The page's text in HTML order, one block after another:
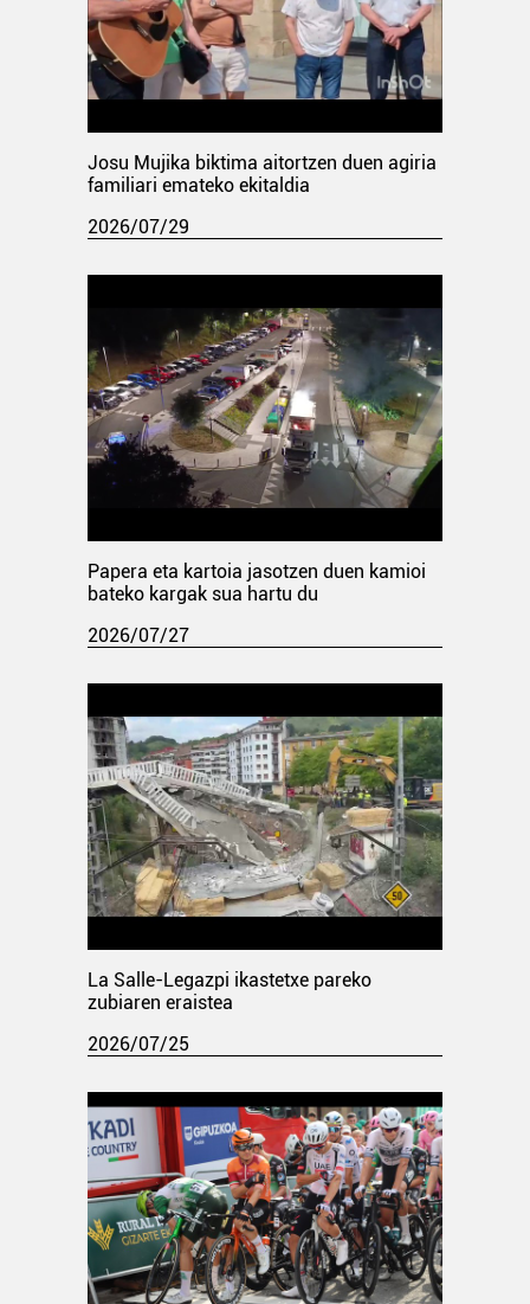
Josu Mujika biktima aitortzen duen agiria
familiari emateko ekitaldia
2026/07/29
Papera eta kartoia jasotzen duen kamioi
bateko kargak sua hartu du
2026/07/27
La Salle-Legazpi ikastetxe pareko
zubiaren eraistea
2026/07/25